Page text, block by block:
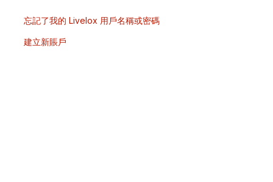
忘記了我的 Livelox 用戶名稱或密碼
建立新賬戶